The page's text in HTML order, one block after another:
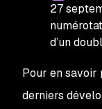
27
d’un
Pour en
derniers